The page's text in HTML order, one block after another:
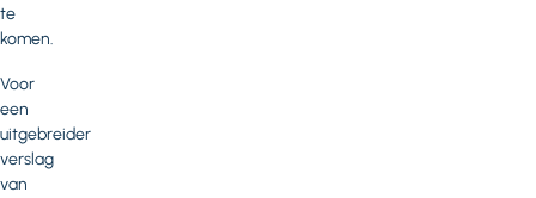
te
komen.
Voor
een
uitgebreider
verslag
van